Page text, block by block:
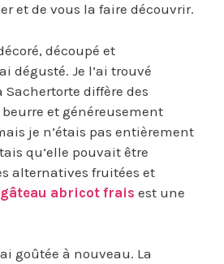
et de vous la faire découvrir.
découpé et
dégusté. Je l’ai trouvé
Sachertorte diffère des
et généreusement
je n’étais pas entièrement
qu’elle pouvait être
alternatives fruitées et
gâteau abricot frais est une
goûtée à nouveau. La